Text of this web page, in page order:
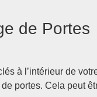
de Portes
à l’intérieur de
portes. Cela peut